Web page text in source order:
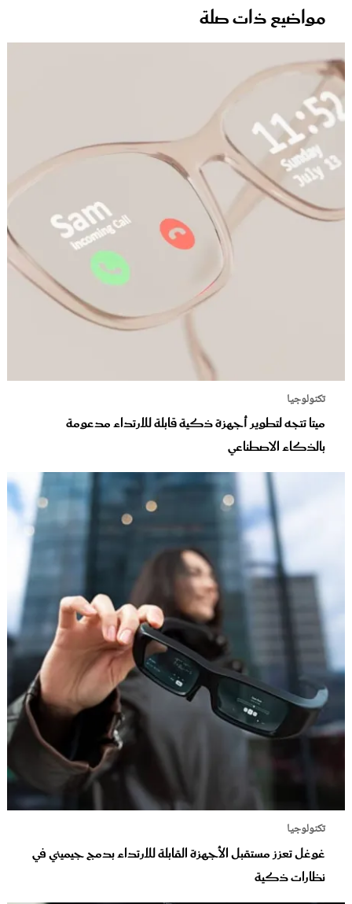
مواضيع ذات صلة
تكنولوجيا
ميتا تتجه لتطوير أجهزة ذكية قابلة للارتداء مدعومة
بالذكاء الاصطناعي
تكنولوجيا
غوغل تعزز مستقبل الأجهزة القابلة للارتداء بدمج جيميني في
نظارات ذكية